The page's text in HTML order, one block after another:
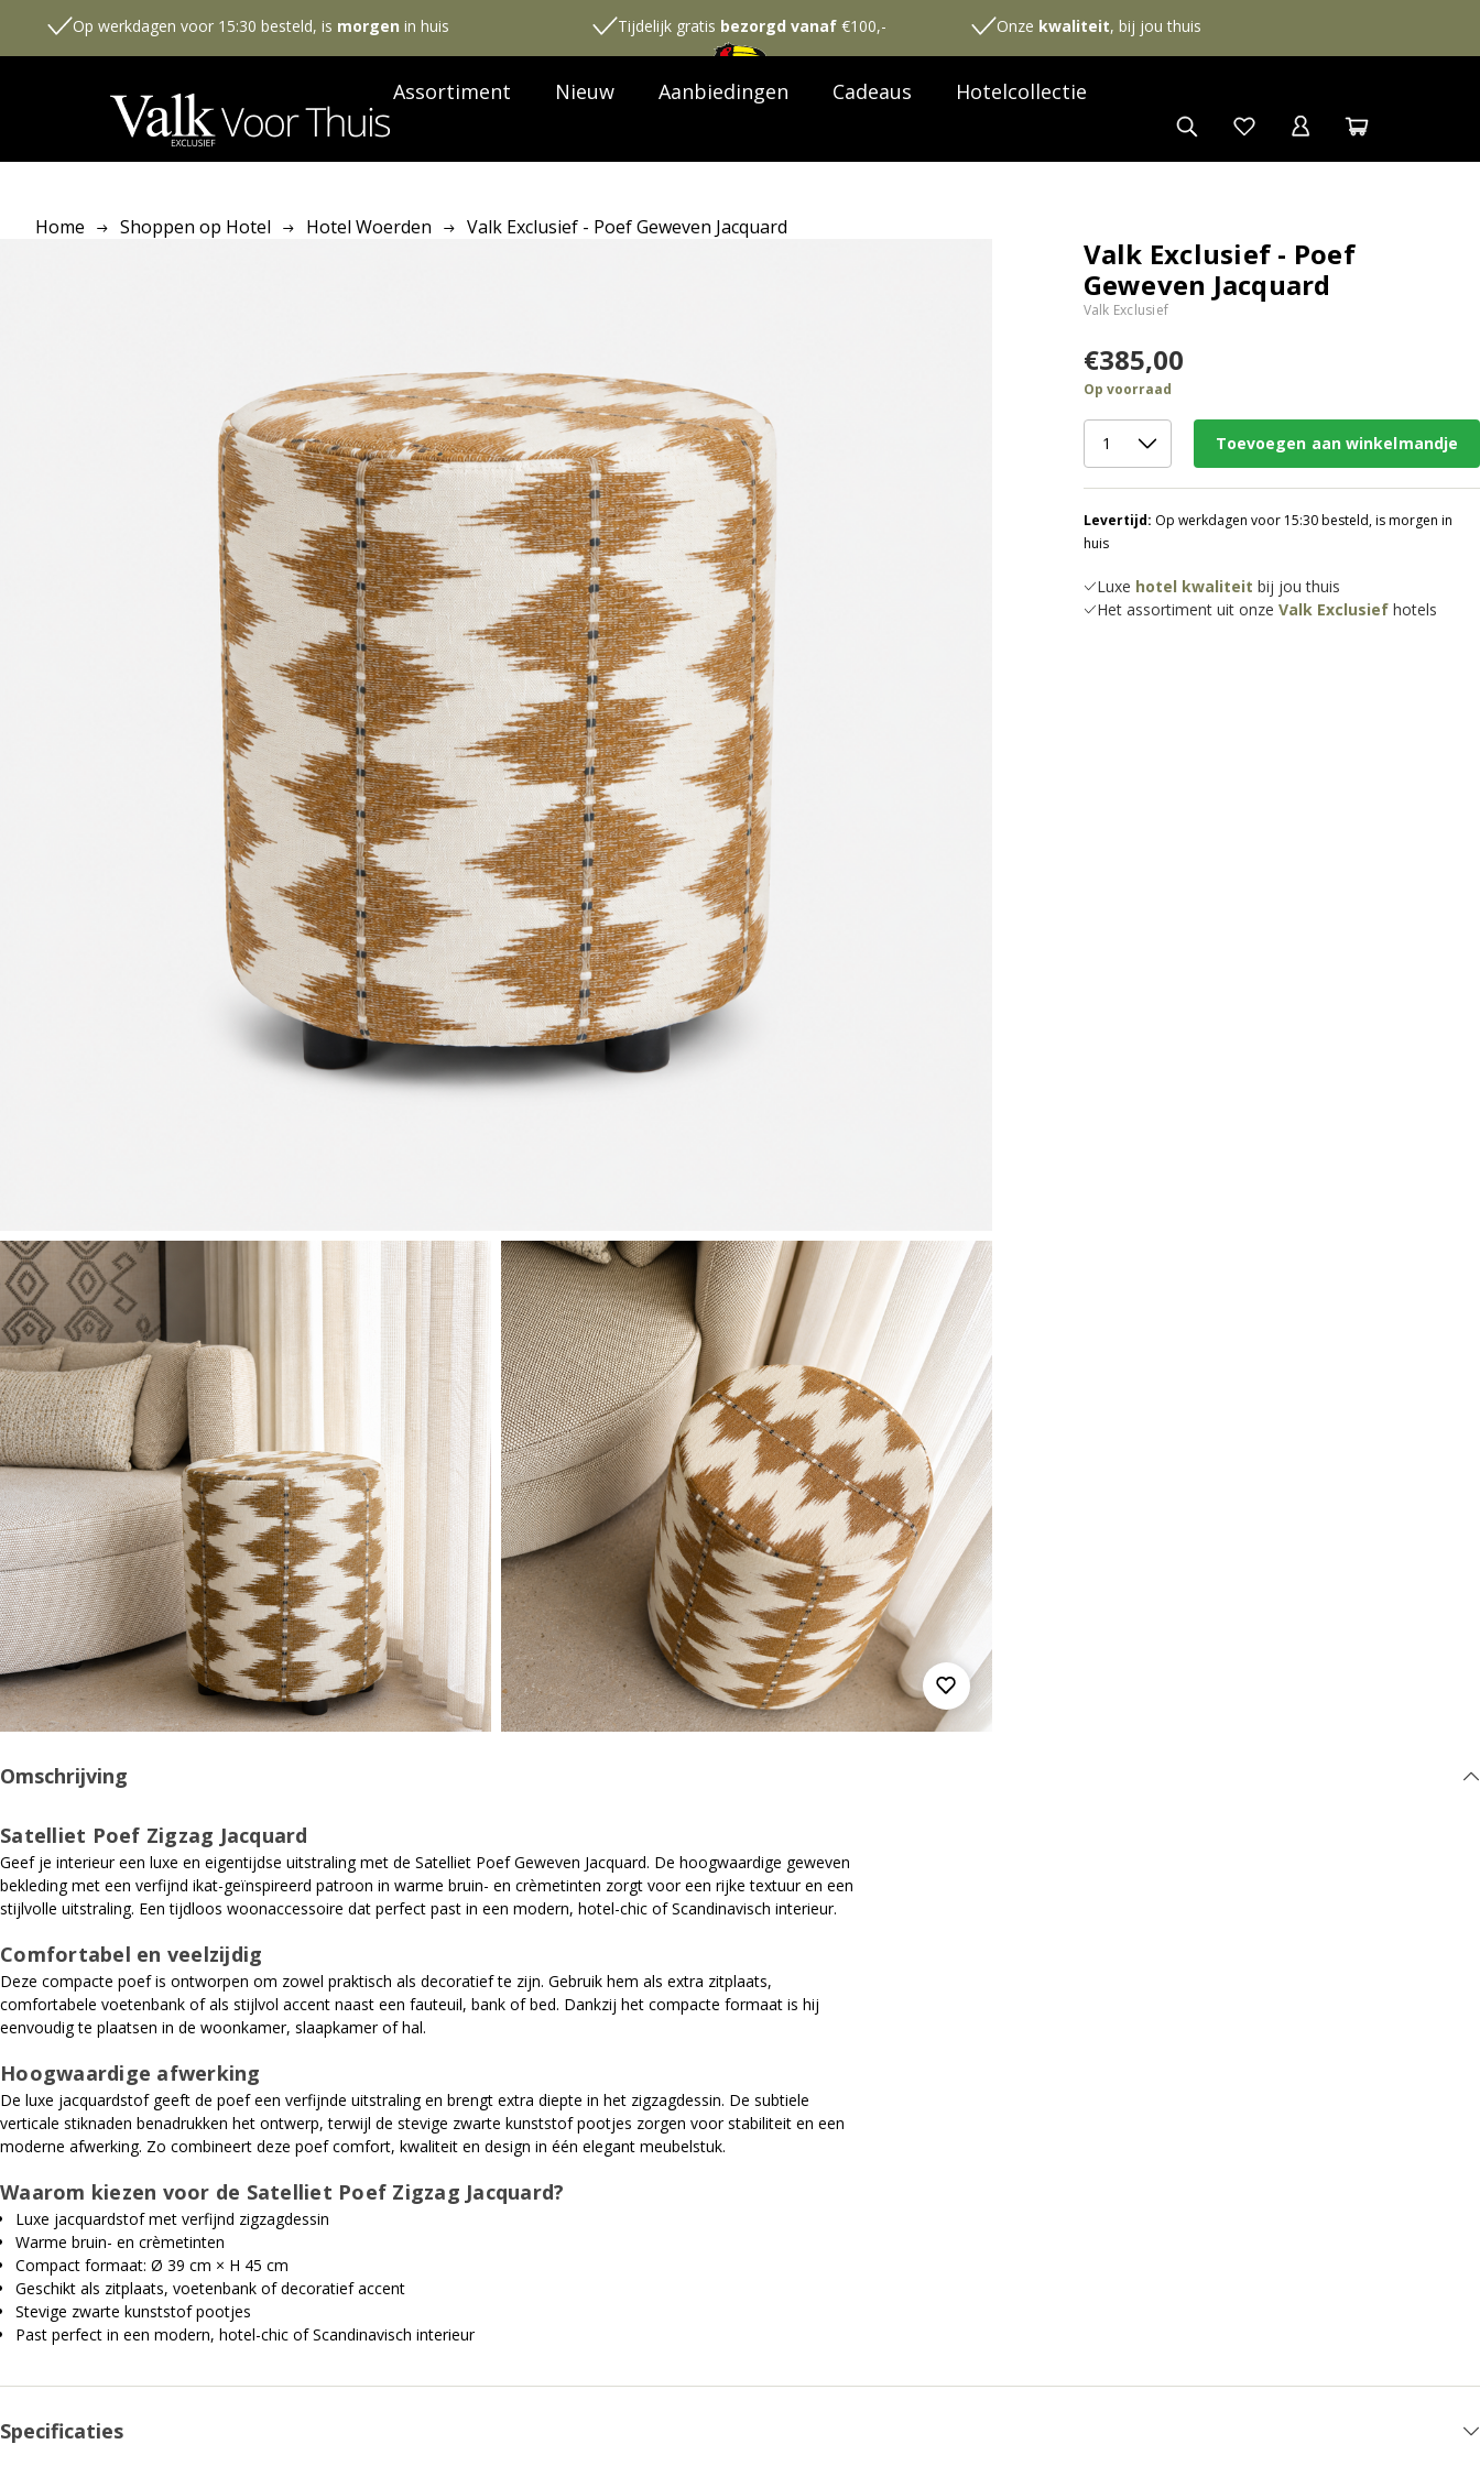
Op werkdagen voor 15:30 besteld, is morgen in huis Tijdelijk gratis bezorgd vanaf €100,- Onze kwaliteit, bij jou thuis
Assortiment Nieuw Aanbiedingen Cadeaus Hotelcollectie
Home Shoppen op Hotel Hotel Woerden Valk Exclusief - Poef Geweven Jacquard
Valk Exclusief - Poef
Geweven Jacquard
Valk Exclusief
€385,00
Op voorraad
Toevoegen aan winkelmandje
Levertijd: Op werkdagen voor 15:30 besteld, is morgen in
huis
Luxe hotel kwaliteit bij jou thuis
Het assortiment uit onze Valk Exclusiefhotels
Omschrijving
Satelliet Poef Zigzag Jacquard
Geef je interieur een luxe en eigentijdse uitstraling met de Satelliet Poef Geweven Jacquard. De hoogwaardige geweven
bekleding met een verfijnd ikat-geïnspireerd patroon in warme bruin- en crèmetinten zorgt voor een rijke textuur en een
stijlvolle uitstraling. Een tijdloos woonaccessoire dat perfect past in een modern, hotel-chic of Scandinavisch interieur.
Comfortabel en veelzijdig
Deze compacte poef is ontworpen om zowel praktisch als decoratief te zijn. Gebruik hem als extra zitplaats,
comfortabele voetenbank of als stijlvol accent naast een fauteuil, bank of bed. Dankzij het compacte formaat is hij
eenvoudig te plaatsen in de woonkamer, slaapkamer of hal.
Hoogwaardige afwerking
De luxe jacquardstof geeft de poef een verfijnde uitstraling en brengt extra diepte in het zigzagdessin. De subtiele
verticale stiknaden benadrukken het ontwerp, terwijl de stevige zwarte kunststof pootjes zorgen voor stabiliteit en een
moderne afwerking. Zo combineert deze poef comfort, kwaliteit en design in één elegant meubelstuk.
Waarom kiezen voor de Satelliet Poef Zigzag Jacquard?
Luxe jacquardstof met verfijnd zigzagdessin
Warme bruin- en crèmetinten
Compact formaat: Ø 39 cm × H 45 cm
Geschikt als zitplaats, voetenbank of decoratief accent
Stevige zwarte kunststof pootjes
Past perfect in een modern, hotel-chic of Scandinavisch interieur
Specificaties